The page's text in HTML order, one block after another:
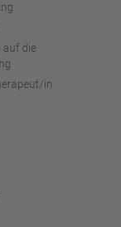
auf die
in